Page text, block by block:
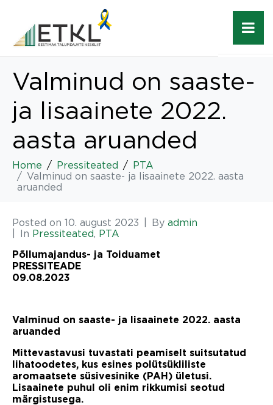
Valminud on saaste-
ja lisaainete 2022.
aasta aruanded
Home Pressiteated
PTA
Valminud on saaste- ja lisaainete 2022. aasta
aruanded
Posted on 10. august 2023 By admin
In Pressiteated, PTA
Põllumajandus- ja Toiduamet
PRESSITEADE
09.08.2023
Valminud on saaste- ja lisaainete 2022. aasta
aruanded
Mittevastavusi tuvastati peamiselt suitsutatud
lihatoodetes, kus esines polütsükliliste
aromaatsete süsivesinike (PAH) ületusi.
Lisaainete puhul oli enim rikkumisi seotud
märgistusega.